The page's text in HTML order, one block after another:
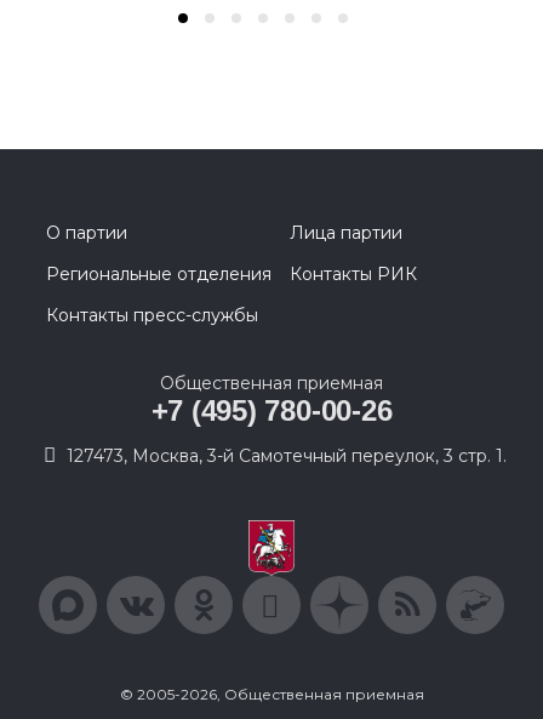
О партии
Лица партии
Региональные отделения
Контакты РИК
Контакты пресс-службы
Общественная приемная
+7 (495) 780-00-26
127473, Москва, 3-й Самотечный переулок, 3 стр. 1.
© 2005-2026, Общественная приемная